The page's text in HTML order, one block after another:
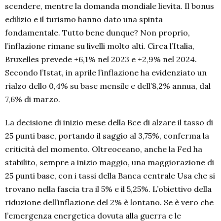
scendere, mentre la domanda mondiale lievita. Il bonus
edilizio e il turismo hanno dato una spinta
fondamentale. Tutto bene dunque? Non proprio,
l’inflazione rimane su livelli molto alti. Circa l’Italia,
Bruxelles prevede +6,1% nel 2023 e +2,9% nel 2024.
Secondo l’Istat, in aprile l’inflazione ha evidenziato un
rialzo dello 0,4% su base mensile e dell’8,2% annua, dal
7,6% di marzo.
La decisione di inizio mese della Bce di alzare il tasso di
25 punti base, portando il saggio al 3,75%, conferma la
criticità del momento. Oltreoceano, anche la Fed ha
stabilito, sempre a inizio maggio, una maggiorazione di
25 punti base, con i tassi della Banca centrale Usa che si
trovano nella fascia tra il 5% e il 5,25%. L’obiettivo della
riduzione dell’inflazione del 2% è lontano. Se è vero che
l’emergenza energetica dovuta alla guerra e le